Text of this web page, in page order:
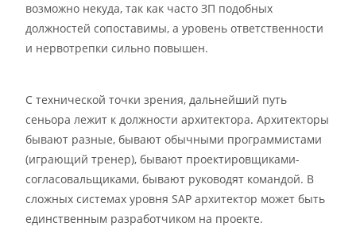
возможно некуда, так как часто ЗП подобных
должностей сопоставимы, а уровень ответственности
и нервотрепки сильно повышен.
С технической точки зрения, дальнейший путь
сеньора лежит к должности архитектора. Архитекторы
бывают разные, бывают обычными программистами
(играющий тренер), бывают проектировщиками-
согласовальщиками, бывают руководят командой. В
сложных системах уровня SAP архитектор может быть
единственным разработчиком на проекте.